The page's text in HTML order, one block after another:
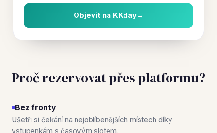
Objevit na KKday→
Proč rezervovat přes platformu?
Bez fronty
Ušetři si čekání na nejoblíbenějších místech díky
vstupenkám s časovým slotem.